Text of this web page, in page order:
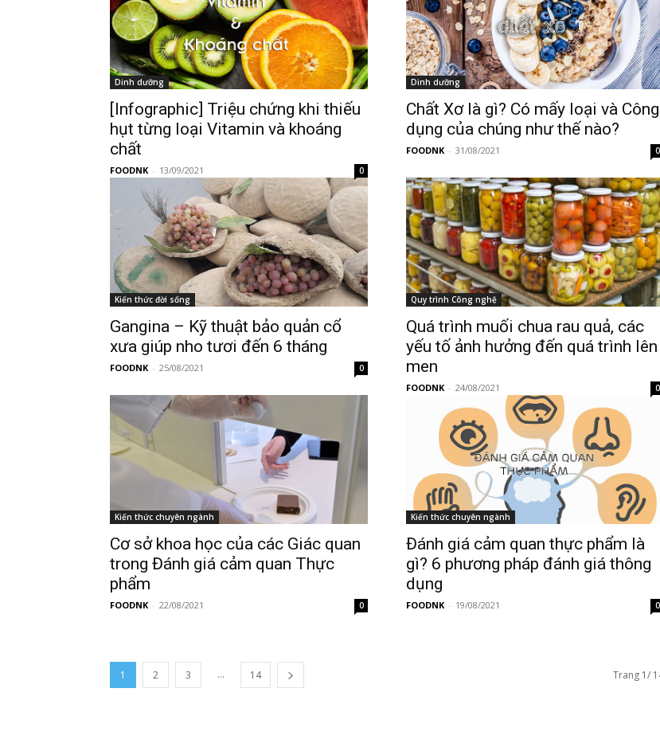
Dinh dưỡng
[Infographic] Triệu chứng khi thiếu
hụt từng loại Vitamin và khoáng
chất
FOODNK - 13/09/2021 0
Dinh dưỡng
Chất Xơ là gì? Có mấy loại và Công
dụng của chúng như thế nào?
FOODNK - 31/08/2021 0
Kiến thức đời sống
Gangina – Kỹ thuật bảo quản cổ
xưa giúp nho tươi đến 6 tháng
FOODNK - 25/08/2021 0
Quy trình Công nghệ
Quá trình muối chua rau quả, các
yếu tố ảnh hưởng đến quá trình lên
men
FOODNK - 24/08/2021 0
Kiến thức chuyên ngành
Cơ sở khoa học của các Giác quan
trong Đánh giá cảm quan Thực
phẩm
FOODNK - 22/08/2021 0
Kiến thức chuyên ngành
Đánh giá cảm quan thực phẩm là
gì? 6 phương pháp đánh giá thông
dụng
FOODNK - 19/08/2021 0
1 2 3 ... 14 Trang 1/